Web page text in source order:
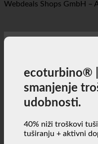
ecoturbino®
smanjenje
40% niži troškovi